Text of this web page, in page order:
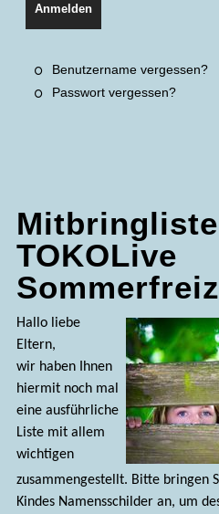
Anmelden
Benutzername vergessen?
Passwort vergessen?
TOKOLive
Hallo liebe
Eltern,
wir haben Ihnen
hiermit noch mal
eine ausführliche
Liste mit allem
wichtigen
zusammengestellt. Bitte bringen
Kindes Namensschilder an, um